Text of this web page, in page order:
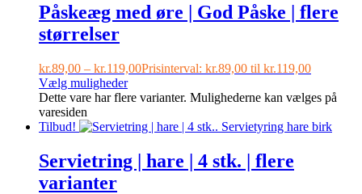
Påskeæg med øre | God Påske | flere
størrelser
kr.89,00 – kr.119,00Prisinterval: kr.89,00 til kr.119,00
Vælg muligheder
Dette vare har flere varianter. Mulighederne kan vælges på
varesiden
Tilbud!
Servietring | hare | 4 stk. | flere
varianter